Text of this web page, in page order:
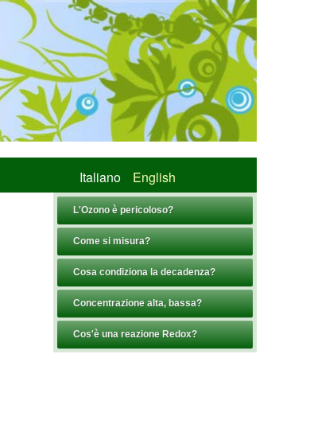
Italiano English
L'Ozono è pericoloso?
Come si misura?
Cosa condiziona la decadenza?
Concentrazione alta, bassa?
Cos'è una reazione Redox?